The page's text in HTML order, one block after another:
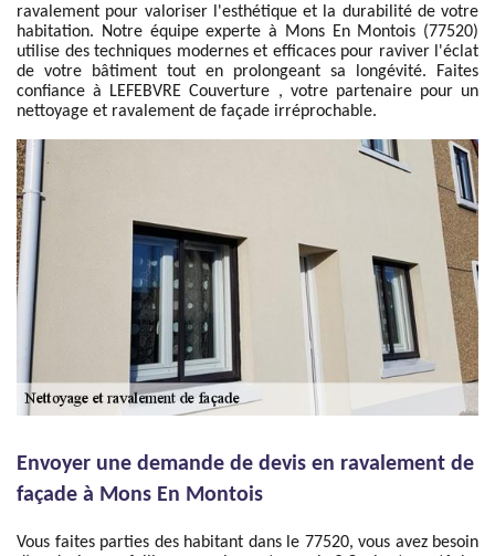
ravalement pour valoriser l'esthétique et la durabilité de votre
habitation. Notre équipe experte à Mons En Montois (77520)
utilise des techniques modernes et efficaces pour raviver l'éclat
de votre bâtiment tout en prolongeant sa longévité. Faites
confiance à LEFEBVRE Couverture , votre partenaire pour un
nettoyage et ravalement de façade irréprochable.
Envoyer une demande de devis en ravalement de
façade à Mons En Montois
Vous faites parties des habitant dans le 77520, vous avez besoin